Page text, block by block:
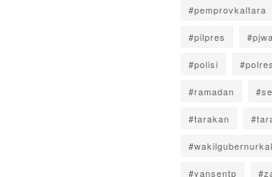
#pemprovkaltara
#pilpres
#polisi
#ramadan
#tarakan
#yansentp